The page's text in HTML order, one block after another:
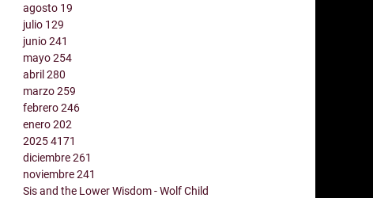
agosto 19
julio 129
junio241
mayo254
abril280
marzo259
febrero246
enero202
20254171
diciembre261
noviembre241
Sis and the Lower Wisdom - Wolf Child